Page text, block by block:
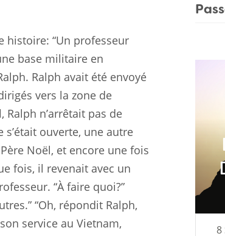
histoire: “Un professeur
base militaire en
Ralph avait été envoyé
vers la zone de
n’arrêtait pas de
ouverte, une autre
Noël, et encore une fois
fois, il revenait avec un
“À faire quoi?”
“Oh, répondit Ralph,
service au Vietnam,
8